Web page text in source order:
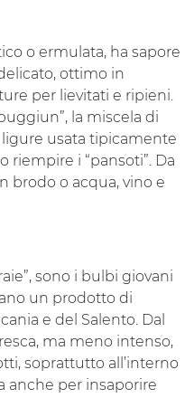
o ermulata, ha sapore
ottimo in
per lievitati e ripieni.
la miscela di
usata tipicamente
riempire i “pansoti”. Da
brodo o acqua, vino e
sono i bulbi giovani
un prodotto di
e del Salento. Dal
ma meno intenso,
soprattutto all’interno
anche per insaporire